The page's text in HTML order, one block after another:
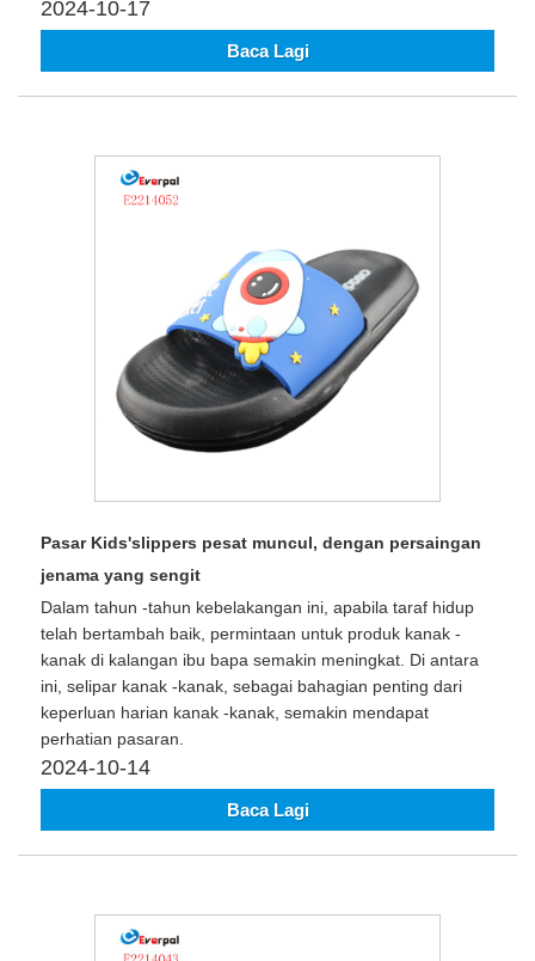
2024-10-17
Baca Lagi
Pasar Kids'slippers pesat muncul, dengan persaingan
jenama yang sengit
Dalam tahun -tahun kebelakangan ini, apabila taraf hidup
telah bertambah baik, permintaan untuk produk kanak -
kanak di kalangan ibu bapa semakin meningkat. Di antara
ini, selipar kanak -kanak, sebagai bahagian penting dari
keperluan harian kanak -kanak, semakin mendapat
perhatian pasaran.
2024-10-14
Baca Lagi